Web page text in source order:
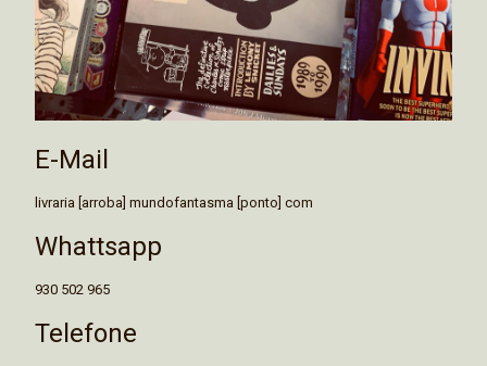
E-Mail
livraria [arroba] mundofantasma [ponto] com
Whattsapp
930 502 965
Telefone